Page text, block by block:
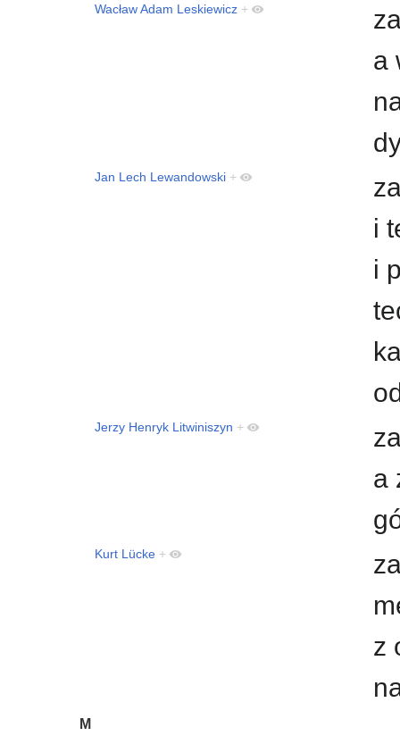
Wacław Adam Leskiewicz +
a
Jan Lech Lewandowski +
i
i
Jerzy Henryk Litwiniszyn +
a
Kurt Lücke +
z
M